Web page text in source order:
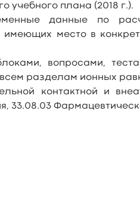
учебного плана (2018 г.).
данные по
место в
вопросами,
разделам ионных
контактной и
33.08.03